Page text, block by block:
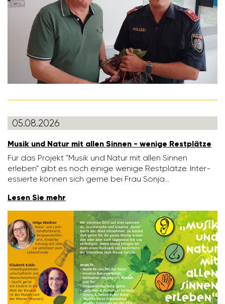
05.08.2026
Musik und Natur mit allen Sinnen - wenige Rest­plätze
Für das Projekt "Musik und Natur mit allen Sinnen
erleben" gibt es noch einige wenige Rest­plätze. Inter­
es­sierte können sich gerne bei Frau Sonja…
Lesen Sie mehr